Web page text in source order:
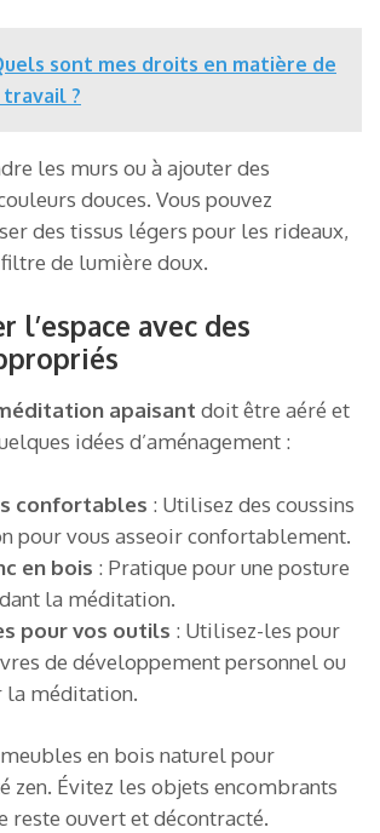
sont mes droits en matière de
?
les murs ou à ajouter des
douces. Vous pouvez
des tissus légers pour les rideaux,
de lumière doux.
l’espace avec des
apaisant doit être aéré et
idées d’aménagement :
confortables : Utilisez des coussins
pour vous asseoir confortablement.
en bois : Pratique pour une posture
la méditation.
pour vos outils : Utilisez-les pour
de développement personnel ou
la méditation.
en bois naturel pour
zen. Évitez les objets encombrants
reste ouvert et décontracté.